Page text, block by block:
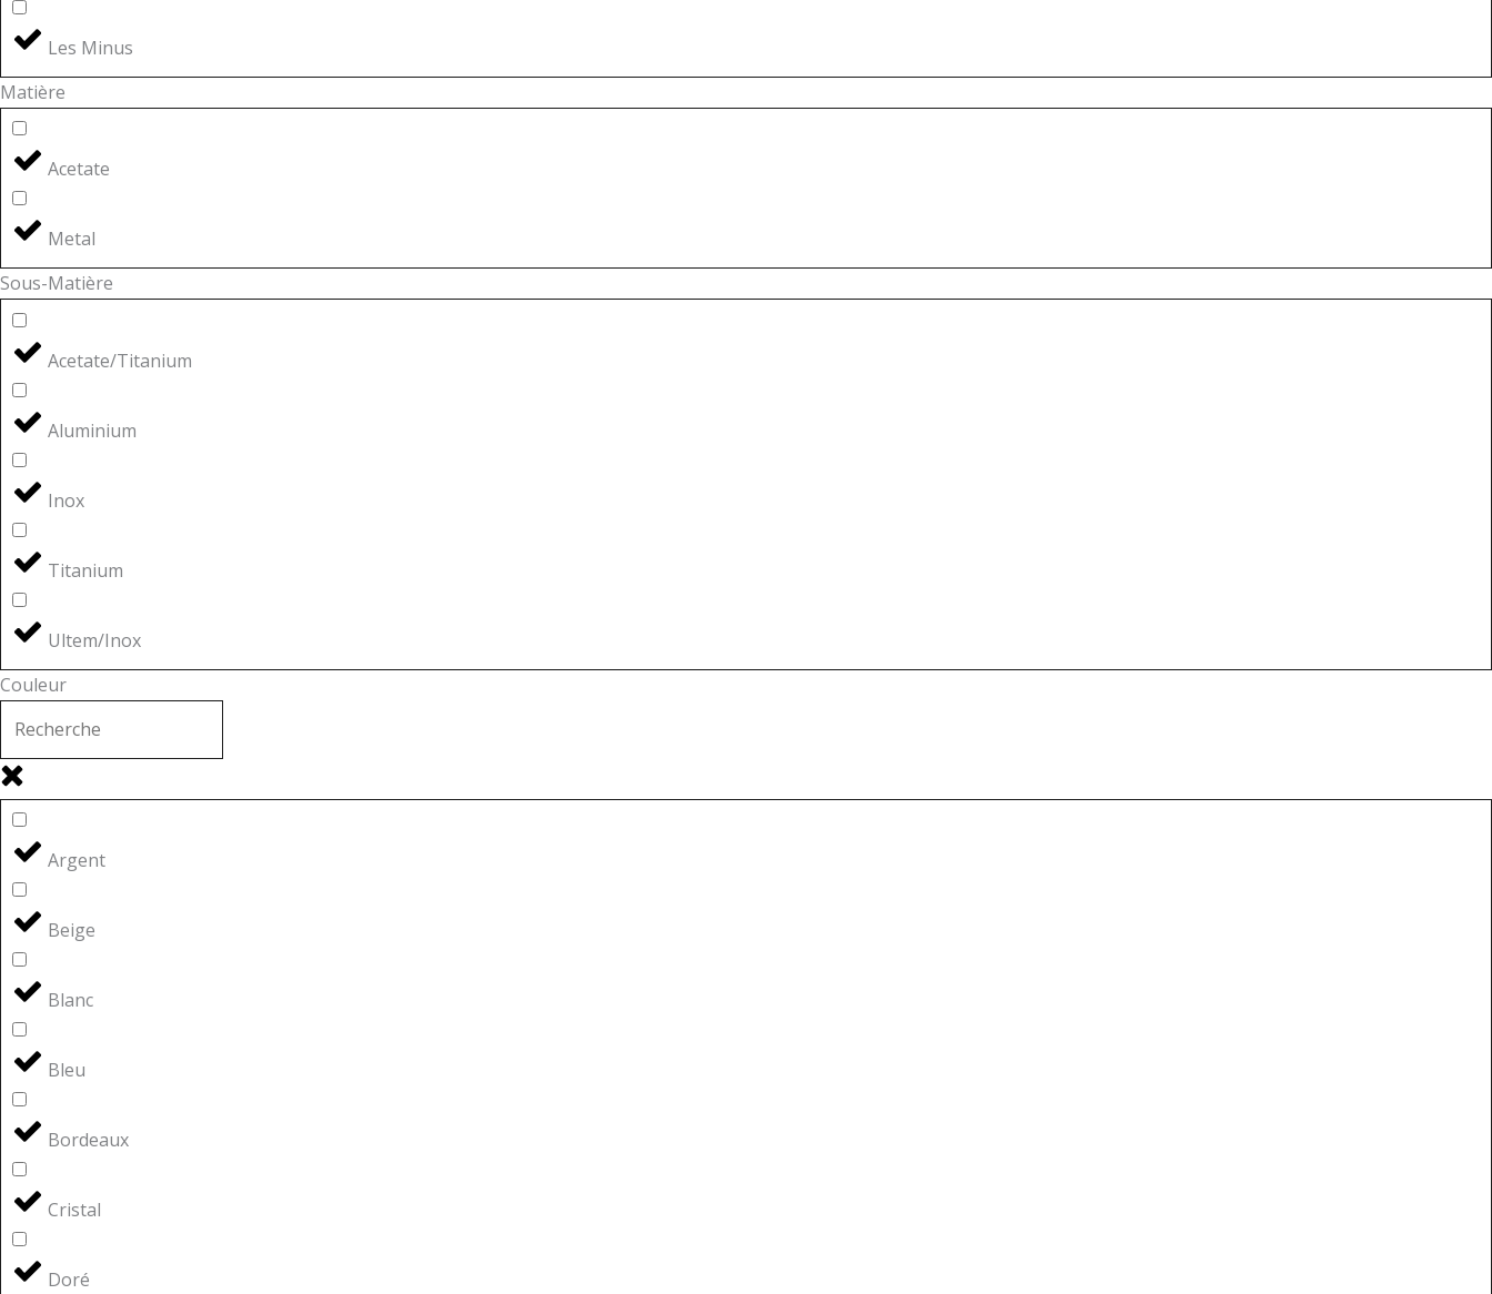
Les Minus
Matière
Acetate
Metal
Sous-Matière
Acetate/Titanium
Aluminium
Inox
Titanium
Ultem/Inox
Couleur
Argent
Beige
Blanc
Bleu
Bordeaux
Cristal
Doré